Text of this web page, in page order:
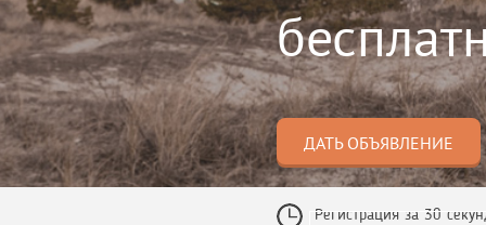
ДАТЬ ОБЪЯВЛЕНИЕ
Регистрация за 30